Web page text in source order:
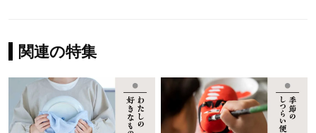
関連の特集